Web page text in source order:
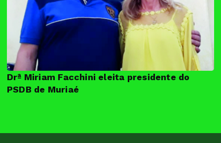
Drª Miriam Facchini eleita presidente do
PSDB de Muriaé